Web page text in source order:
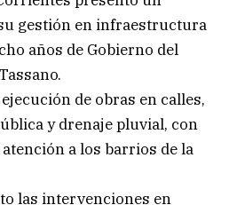
gestión en infraestructura
años de Gobierno del
de obras en calles,
y drenaje pluvial, con
a los barrios de la
las intervenciones en